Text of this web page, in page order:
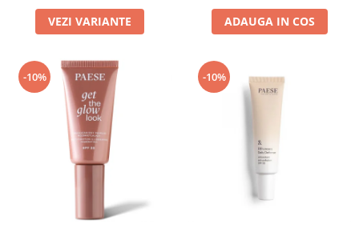
VEZI VARIANTE ADAUGA IN COS
-10% -10%